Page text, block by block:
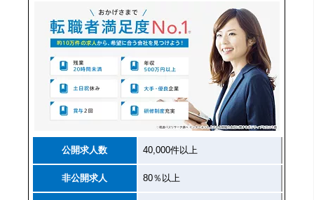
公開求人数 40,000件以上
非公開求人 80％以上